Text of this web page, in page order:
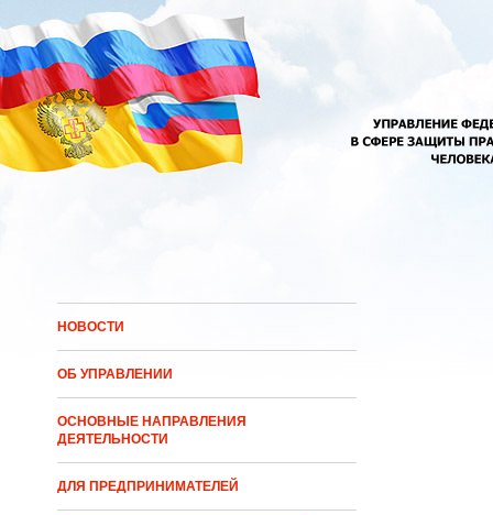
Перейти к основному содержанию
НОВОСТИ
ОБ УПРАВЛЕНИИ
ОСНОВНЫЕ НАПРАВЛЕНИЯ
ДЕЯТЕЛЬНОСТИ
ДЛЯ ПРЕДПРИНИМАТЕЛЕЙ